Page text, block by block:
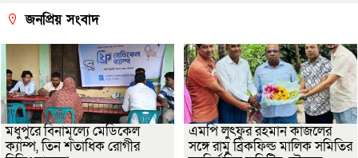
জনপ্রিয় সংবাদ
মধুপুরে বিনামূল্যে মেডিকেল
ক্যাম্প, তিন শতাধিক রোগীর
এমপি লুৎফুর রহমান কাজলের
সঙ্গে রামু ব্রিকফিল্ড মালিক সমিতির